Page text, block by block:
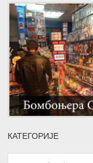
КАТЕГОРИЈЕ